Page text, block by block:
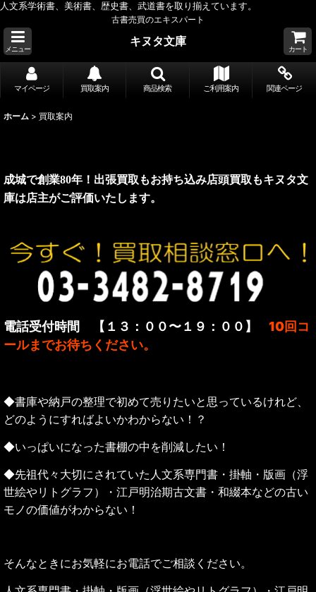
人文系学術書、美術書、歴史書、武道書を取り揃えています。
古書売買のエキスパート
メニュー
キヌタ文庫
カート
マイページ 買取案内 商品検索 ご利用案内 関連ページ
ホーム > 買取案内
成城で創業80年！出張買取もお持ち込み店頭買取もキヌタ文
庫は店主がご評価いたします。
電話受付時間 【１３：００〜１９：００】 10回コ
ールまでお待ちください。
◆書庫や納戸の整理で初めて売りたいと思っているけれど、
どのようにすればよいかわからない！？
◆いっぱいになった書棚の中を削減したい！
◆先祖代々大切にされていた人文系専門書・掛軸・版画（浮
世絵やリトグラフ）・江戸明治期古文書・和綴本などの古い
モノの価値がわからない！
そんなときにお気軽にお電話でご相談ください。